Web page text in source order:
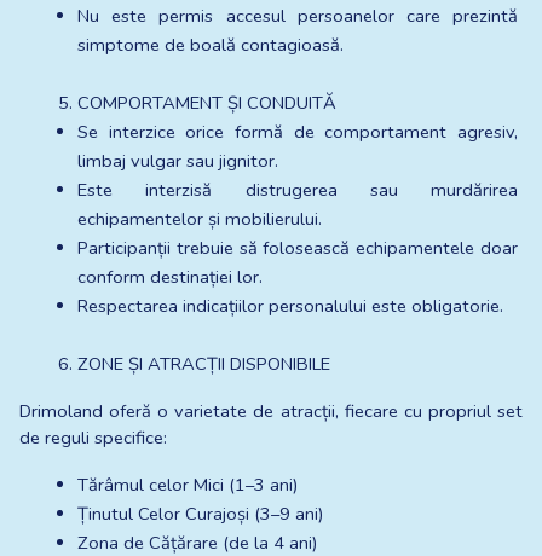
Nu este permis accesul persoanelor care prezintă
simptome de boală contagioasă.
COMPORTAMENT ȘI CONDUITĂ
Se interzice orice formă de comportament agresiv,
limbaj vulgar sau jignitor.
Este interzisă distrugerea sau murdărirea
echipamentelor și mobilierului.
Participanții trebuie să folosească echipamentele doar
conform destinației lor.
Respectarea indicațiilor personalului este obligatorie.
ZONE ȘI ATRACȚII DISPONIBILE
Drimoland oferă o varietate de atracții, fiecare cu propriul set
de reguli specifice:
Tărâmul celor Mici (1–3 ani)
Ținutul Celor Curajoși (3–9 ani)
Zona de Cățărare (de la 4 ani)